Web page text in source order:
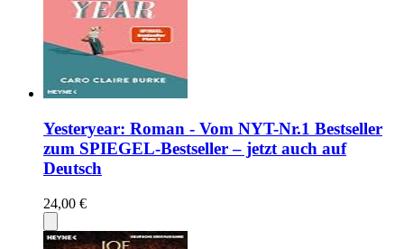
Yesteryear: Roman - Vom NYT-Nr.1 Bestseller
zum SPIEGEL-Bestseller – jetzt auch auf
Deutsch
24,00 €